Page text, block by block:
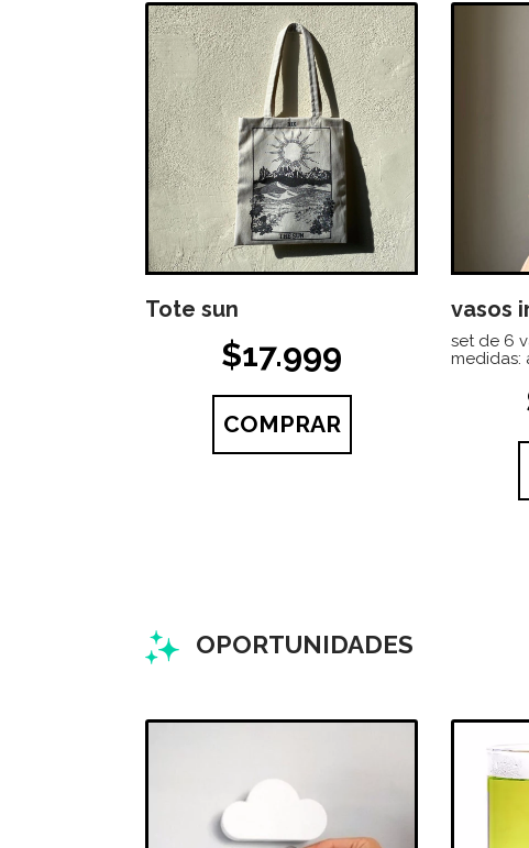
Tote sun
$17.999
COMPRAR
vasos
set de 6
medidas:
OPORTUNIDADES